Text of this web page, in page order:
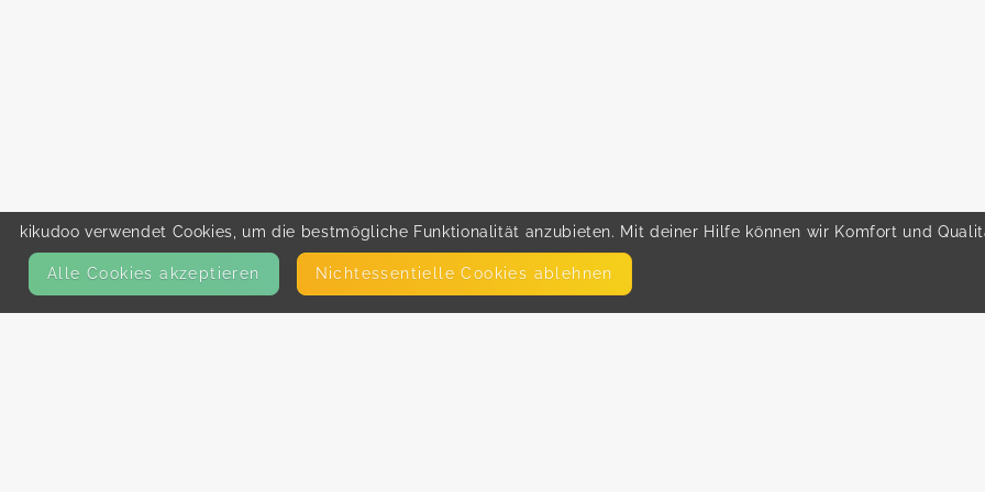
kikudoo verwendet Cookies, um die bestmögliche Funktionalität anzubieten. Mit deiner Hilfe können wir Komfort und
Alle Cookies akzeptieren Nicht­essentielle Cookies ablehnen